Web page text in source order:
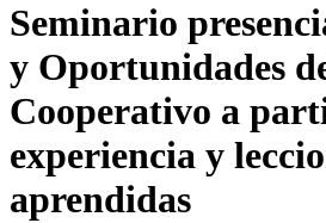
Seminario
y Oportunidades
Cooperativo a
experiencia y
aprendidas